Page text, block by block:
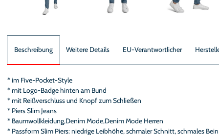
Beschreibung Weitere Details EU-Verantwortlicher
* im Five-Pocket-Style
* mit Logo-Badge hinten am Bund
* mit Reißverschluss und Knopf zum Schließen
* Piers Slim Jeans
* Baumwollkleidung,Denim Mode,Denim Mode Herren
* Passform Slim Piers: niedrige Leibhöhe, schmaler Schnitt, schmales Bein